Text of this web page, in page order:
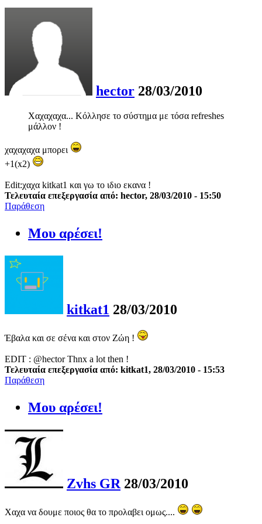
hector 28/03/2010
Χαχαχαχα... Κόλλησε το σύστημα με τόσα refreshes
μάλλον !
χαχαχαχα μπορει
+1(x2)
Edit:χαχα kitkat1 και γω το ιδιο εκανα !
Τελευταία επεξεργασία από: hector, 28/03/2010 - 15:50
Παράθεση
Μου αρέσει!
kitkat1 28/03/2010
Έβαλα και σε σένα και στον Ζώη !
EDIT : @hector Thnx a lot then !
Τελευταία επεξεργασία από: kitkat1, 28/03/2010 - 15:53
Παράθεση
Μου αρέσει!
Zvhs GR 28/03/2010
Χαχα να δουμε ποιος θα το προλαβει ομως....